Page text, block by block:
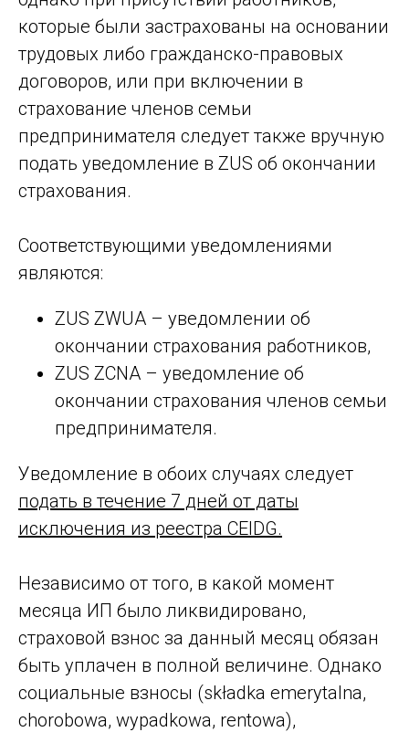
которые были застрахованы на основании
трудовых либо гражданско-правовых
договоров, или при включении в
страхование членов семьи
предпринимателя следует также вручную
подать уведомление в ZUS об окончании
страхования.
Соответствующими уведомлениями
являются:
ZUS ZWUA – уведомлении об
окончании страхования работников,
ZUS ZCNA – уведомление об
окончании страхования членов семьи
предпринимателя.
Уведомление в обоих случаях следует
подать в течение 7 дней от даты
исключения из реестра CEIDG.
Независимо от того, в какой момент
месяца ИП было ликвидировано,
страховой взнос за данный месяц обязан
быть уплачен в полной величине. Однако
социальные взносы (składka emerytalna,
chorobowa, wypadkowa, rentowa),